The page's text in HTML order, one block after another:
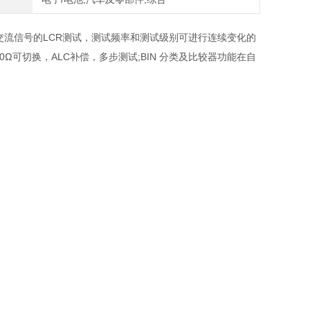
信号的LCR测试，测试频率和测试级别可进行连续变化的
可切换，ALC补偿，多步测试;BIN 分类及比较器功能在自